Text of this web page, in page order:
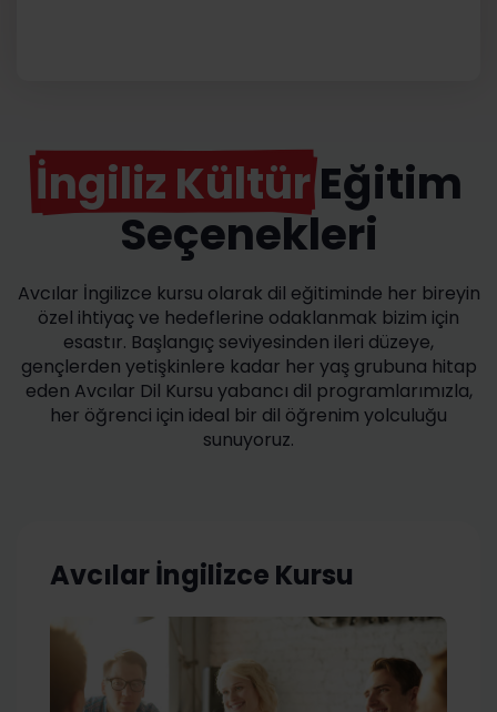
İngiliz KültürEğitim
Seçenekleri
Avcılar İngilizce kursu olarak dil eğitiminde her bireyin
özel ihtiyaç ve hedeflerine odaklanmak bizim için
esastır. Başlangıç seviyesinden ileri düzeye,
gençlerden yetişkinlere kadar her yaş grubuna hitap
eden Avcılar Dil Kursu yabancı dil programlarımızla,
her öğrenci için ideal bir dil öğrenim yolculuğu
sunuyoruz.
Avcılar İngilizce Kursu